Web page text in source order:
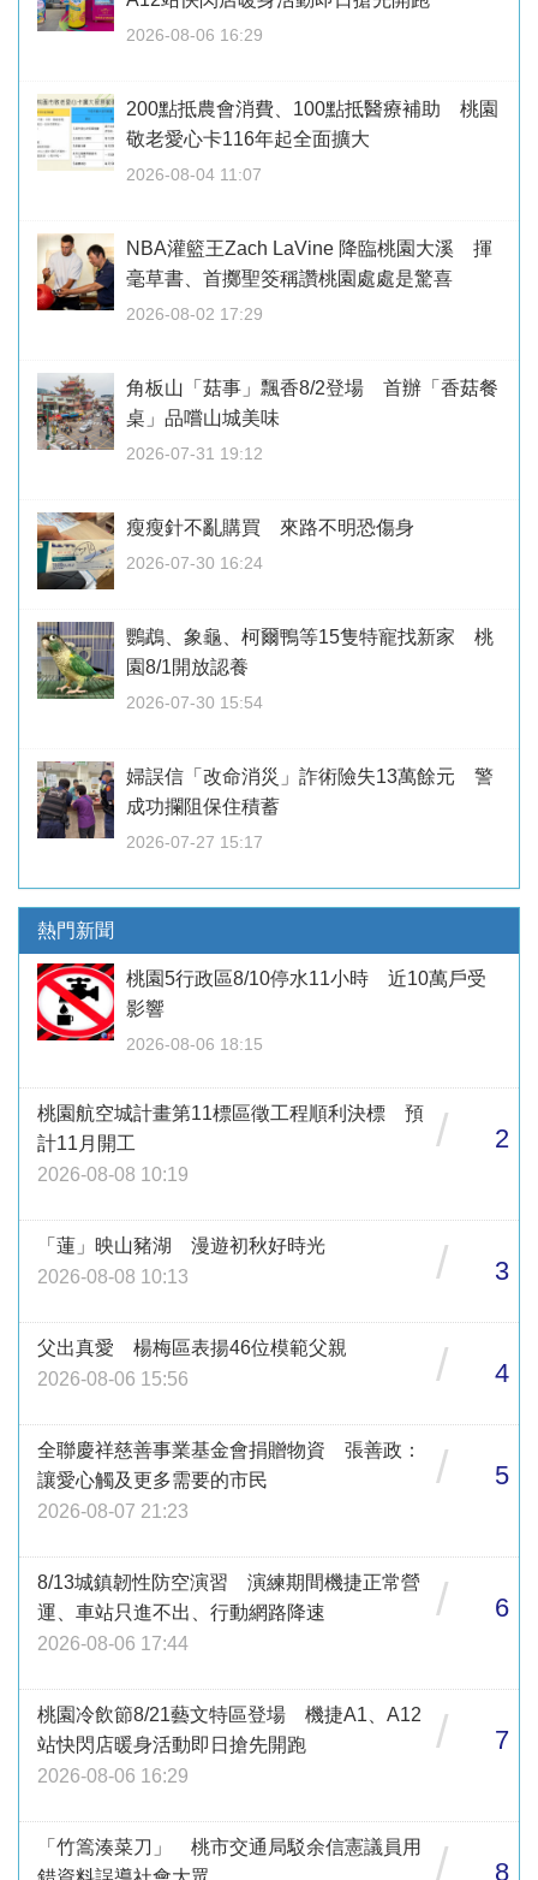
2026-08-06 16:29
200點抵農會消費、100點抵醫療補助 桃園
敬老愛心卡116年起全面擴大
2026-08-04 11:07
NBA灌籃王Zach LaVine 降臨桃園大溪 揮
毫草書、首擲聖筊稱讚桃園處處是驚喜
2026-08-02 17:29
角板山「菇事」飄香8/2登場 首辦「香菇餐
桌」品嚐山城美味
2026-07-31 19:12
瘦瘦針不亂購買 來路不明恐傷身
2026-07-30 16:24
鸚鵡、象龜、柯爾鴨等15隻特寵找新家 桃
園8/1開放認養
2026-07-30 15:54
婦誤信「改命消災」詐術險失13萬餘元 警
成功攔阻保住積蓄
2026-07-27 15:17
熱門新聞
桃園5行政區8/10停水11小時 近10萬戶受
影響
2026-08-06 18:15
桃園航空城計畫第11標區徵工程順利決標 預
計11月開工
2026-08-08 10:19
/ 2
「蓮」映山豬湖 漫遊初秋好時光
2026-08-08 10:13
/ 3
父出真愛 楊梅區表揚46位模範父親
2026-08-06 15:56
/ 4
全聯慶祥慈善事業基金會捐贈物資 張善政：
讓愛心觸及更多需要的市民
2026-08-07 21:23
/ 5
8/13城鎮韌性防空演習 演練期間機捷正常營
運、車站只進不出、行動網路降速
2026-08-06 17:44
/ 6
桃園冷飲節8/21藝文特區登場 機捷A1、A12
站快閃店暖身活動即日搶先開跑
2026-08-06 16:29
/ 7
「竹篙湊菜刀」 桃市交通局駁余信憲議員用
/ 8